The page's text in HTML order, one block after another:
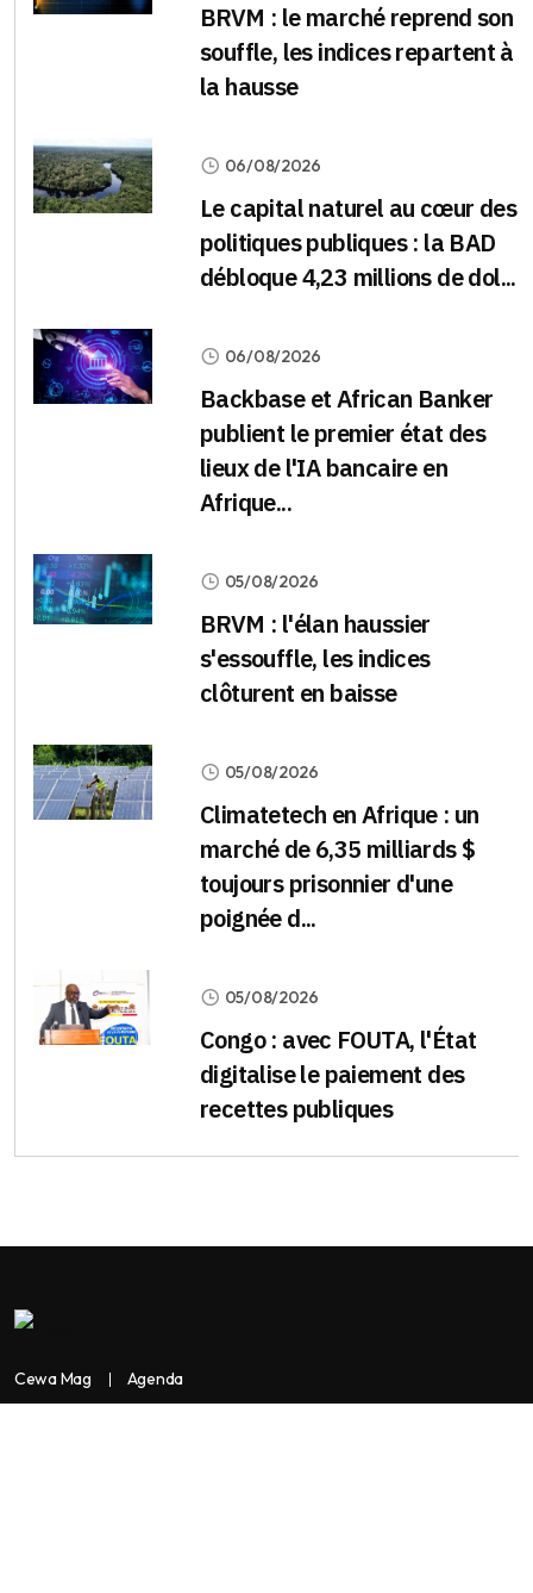
BRVM : le marché reprend son
souffle, les indices repartent à
la hausse
06/08/2026
Le capital naturel au cœur des
politiques publiques : la BAD
débloque 4,23 millions de dol...
06/08/2026
Backbase et African Banker
publient le premier état des
lieux de l'IA bancaire en
Afrique...
05/08/2026
BRVM : l'élan haussier
s'essouffle, les indices
clôturent en baisse
05/08/2026
Climatetech en Afrique : un
marché de 6,35 milliards $
toujours prisonnier d'une
poignée d...
05/08/2026
Congo : avec FOUTA, l'État
digitalise le paiement des
recettes publiques
Cewa Mag Agenda